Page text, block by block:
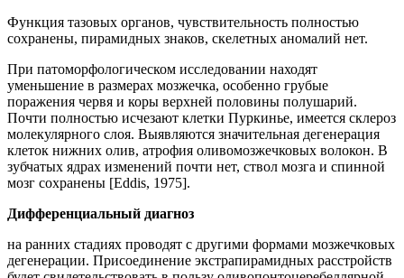
Функция тазовых органов, чувствительность полностью
сохранены, пирамидных знаков, скелетных аномалий нет.
При патоморфологическом исследовании находят
уменьшение в размерах мозжечка, особенно грубые
поражения червя и коры верхней половины полушарий.
Почти полностью исчезают клетки Пуркинье, имеется склероз
молекулярного слоя. Выявляются значительная дегенерация
клеток нижних олив, атрофия оливомозжечковых волокон. В
зубчатых ядрах изменений почти нет, ствол мозга и спинной
мозг сохранены [Eddis, 1975].
Дифференциальный диагноз
на ранних стадиях проводят с другими формами мозжечковых
дегенерации. Присоединение экстрапирамидных расстройств